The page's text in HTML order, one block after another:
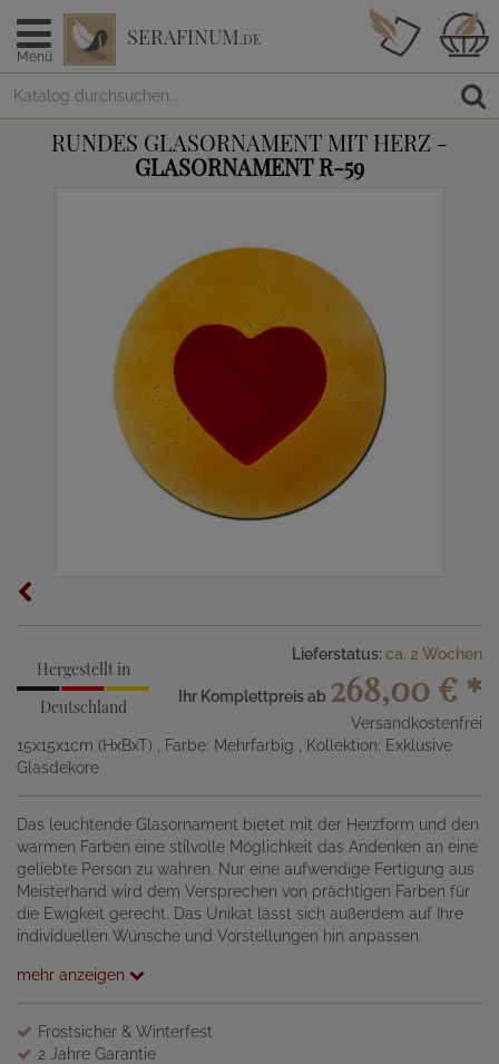
Menü
SERAFINUM.DE
RUNDES GLASORNAMENT MIT HERZ -
GLASORNAMENT R-59
Hergestellt in
Deutschland
Lieferstatus: ca. 2 Wochen
Ihr Komplettpreis ab 268,00 € *
Versandkostenfrei
15x15x1cm (HxBxT)
, Farbe: Mehrfarbig
, Kollektion: Exklusive
Glasdekore
Das leuchtende Glasornament bietet mit der Herzform und den
warmen Farben eine stilvolle Möglichkeit das Andenken an eine
geliebte Person zu wahren. Nur eine aufwendige Fertigung aus
Meisterhand wird dem Versprechen von prächtigen Farben für
die Ewigkeit gerecht. Das Unikat lässt sich außerdem auf Ihre
individuellen Wünsche und Vorstellungen hin anpassen.
mehr anzeigen
Frostsicher & Winterfest
2 Jahre Garantie